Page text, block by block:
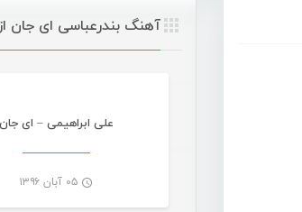
آهنگ بندرعباسی ای جان
علی ابراهیمی – ای جان
۰۵ آبان ۱۳۹۶